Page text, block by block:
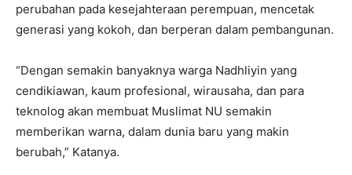
perubahan pada kesejahteraan perempuan, mencetak
generasi yang kokoh, dan berperan dalam pembangunan.
“Dengan semakin banyaknya warga Nadhliyin yang
cendikiawan, kaum profesional, wirausaha, dan para
teknolog akan membuat Muslimat NU semakin
memberikan warna, dalam dunia baru yang makin
berubah,” Katanya.